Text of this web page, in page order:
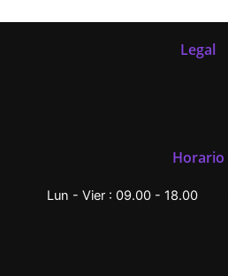
Legal
Horario
Lun - Vier : 09.00 - 18.00